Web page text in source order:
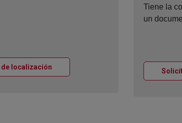
localizaciónVentana nueva
Tiene la
un